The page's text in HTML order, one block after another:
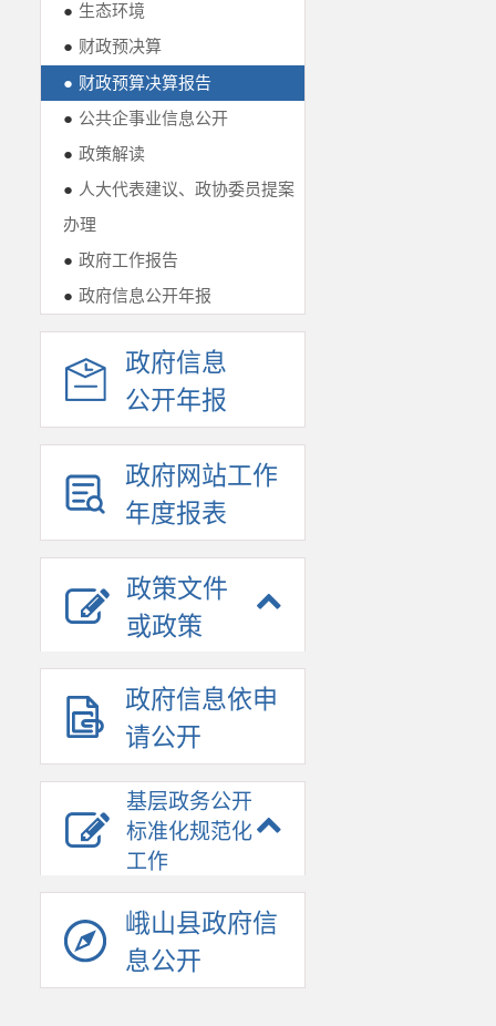
● 生态环境
● 财政预决算
● 财政预算决算报告
● 公共企事业信息公开
● 政策解读
● 人大代表建议、政协委员提案
办理
● 政府工作报告
● 政府信息公开年报
政府信息
公开年报
政府网站工作
年度报表
政策文件
或政策
政府信息依申
请公开
基层政务公开
标准化规范化
工作
峨山县政府信
息公开